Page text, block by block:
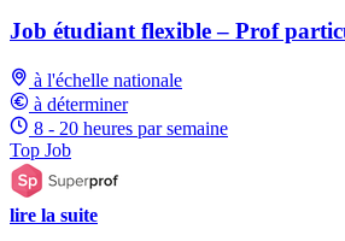
Job étudiant flexible – Prof
à l'échelle nationale
à déterminer
8 - 20 heures par semaine
Top Job
lire la suite